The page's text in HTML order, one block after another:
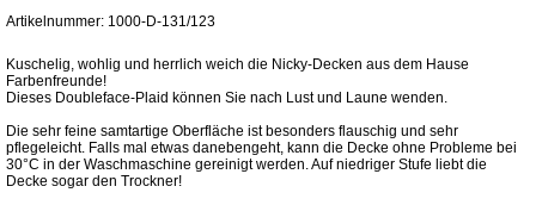
Artikelnummer: 1000-D-131/123
Kuschelig, wohlig und herrlich weich die Nicky-Decken aus dem Hause
Farbenfreunde!
Dieses Doubleface-Plaid können Sie nach Lust und Laune wenden.
Die sehr feine samtartige Oberfläche ist besonders flauschig und sehr
pflegeleicht. Falls mal etwas danebengeht, kann die Decke ohne Probleme bei
30°C in der Waschmaschine gereinigt werden. Auf niedriger Stufe liebt die
Decke sogar den Trockner!